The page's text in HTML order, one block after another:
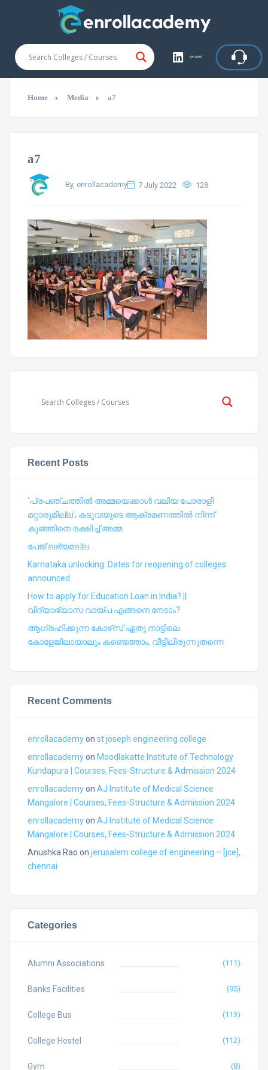
SHARE
Home Media a7
a7
By, enrollacademy 7 July 2022 128
Recent Posts
‘പ്രപഞ്ചത്തില്‍ അമ്മയെക്കാള്‍ വലിയ പോരാളി
മറ്റാരുമില്ല’, കടുവയുടെ ആക്രമണത്തില്‍ നിന്ന്
കുഞ്ഞിനെ രക്ഷിച്ച് അമ്മ
പേജ് ലഭ്യമല്ല
Karnataka unlocking: Dates for reopening of colleges
announced
How to apply for Education Loan in India? ||
വിദ്യാഭ്യാസ വായ്പ എങ്ങനെ നേടാം?
ആഗ്രഹിക്കുന്ന കോഴ്‍സ് ഏതു നാട്ടിലെ
കോളേജിലായാലും കണ്ടെത്താം, വീട്ടിലിരുന്നുതന്നെ
Recent Comments
enrollacademyon st joseph engineering college
enrollacademyon Moodlakatte Institute of Technology
Kundapura | Courses, Fees-Structure & Admission 2024
enrollacademyon AJ Institute of Medical Science
Mangalore | Courses, Fees-Structure & Admission 2024
enrollacademyon AJ Institute of Medical Science
Mangalore | Courses, Fees-Structure & Admission 2024
Anushka Rao on jerusalem college of engineering – [jce],
chennai
Categories
Alumni Associations (111)
Banks Facilities (95)
College Bus (113)
College Hostel (112)
Gym (8)